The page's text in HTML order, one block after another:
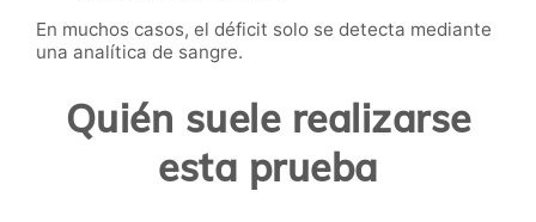
En muchos casos, el déficit solo se detecta mediante
una analítica de sangre.
Quién suele realizarse
esta prueba